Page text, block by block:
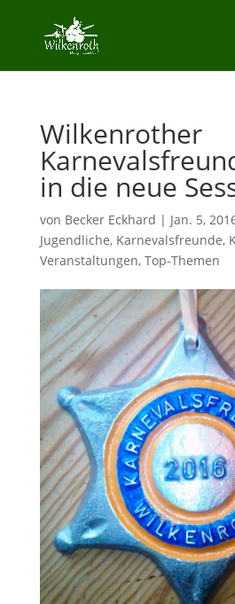
Wilkenrother
in die neue
von Becker Eckhard | Jan. 5,
Jugendliche, Karnevalsfreunde,
Veranstaltungen, Top-Themen